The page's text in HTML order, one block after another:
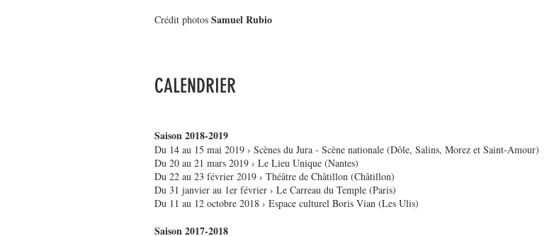
Crédit photos Samuel Rubio
CALENDRIER
Saison 2018-2019
Du 14 au 15 mai 2019 › Scènes du Jura - Scène nationale (Dôle, Salins, Morez et Saint-Amour)
Du 20 au 21 mars 2019 › Le Lieu Unique (Nantes)
Du 22 au 23 février 2019 › Théâtre de Châtillon (Châtillon)
Du 31 janvier au 1er février › Le Carreau du Temple (Paris)
Du 11 au 12 octobre 2018 › Espace culturel Boris Vian (Les Ulis)
Saison 2017-2018